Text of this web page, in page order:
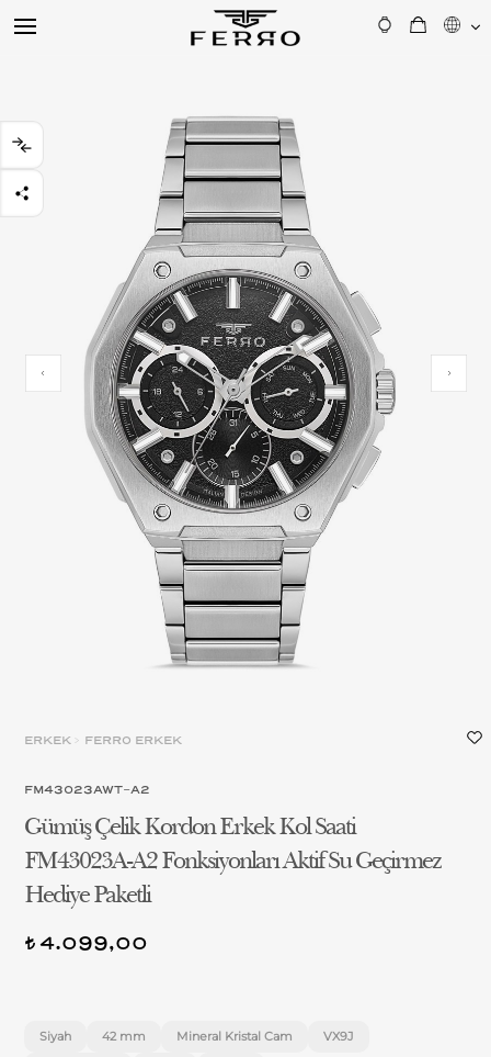
ERKEK > FERRO ERKEK
FM43023AWT-A2
Gümüş Çelik Kordon Erkek Kol Saati
FM43023A-A2 Fonksiyonları Aktif Su Geçirmez
Hediye Paketli
t4.099,00
Siyah 42 mm Mineral Kristal Cam VX9J